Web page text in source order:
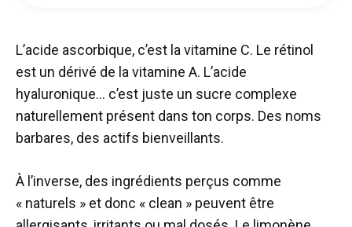
L’acide ascorbique, c’est la vitamine C. Le rétinol
est un dérivé de la vitamine A. L’acide
hyaluronique… c’est juste un sucre complexe
naturellement présent dans ton corps. Des noms
barbares, des actifs bienveillants.
À l’inverse, des ingrédients perçus comme
« naturels » et donc « clean » peuvent être